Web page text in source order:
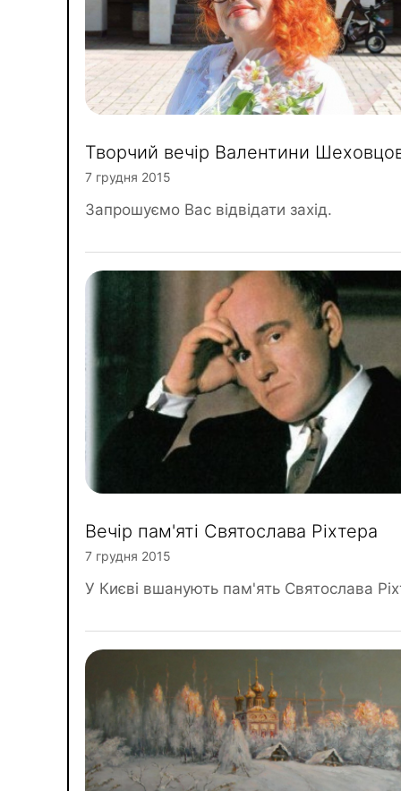
Творчий вечір Валентини
7 грудня 2015
Запрошуємо Вас відвідати захід.
Вечір пам'яті Святослава Ріхтера
7 грудня 2015
У Києві вшанують пам'ять Святослава